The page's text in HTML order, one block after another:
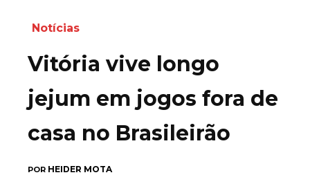
Notícias
Vitória vive longo
jejum em jogos fora de
casa no Brasileirão
POR HEIDER MOTA